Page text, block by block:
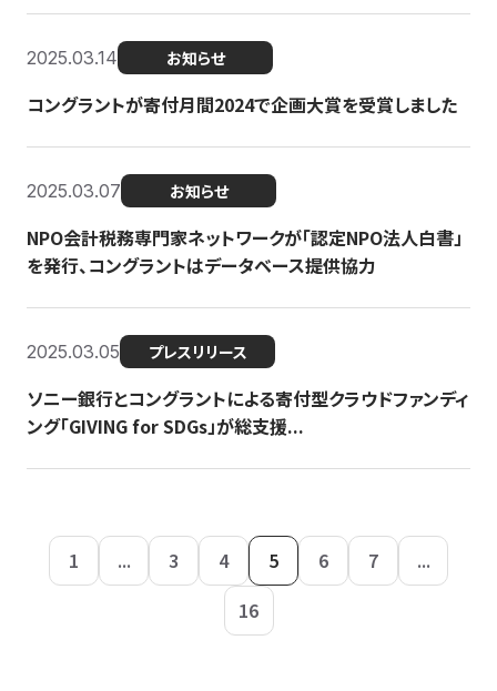
2025.03.14 お知らせ
コングラントが寄付月間2024で企画大賞を受賞しました
2025.03.07 お知らせ
NPO会計税務専門家ネットワークが「認定NPO法人白書」
を発行、コングラントはデータベース提供協力
2025.03.05 プレスリリース
ソニー銀行とコングラントによる寄付型クラウドファンディ
ング「GIVING for SDGs」が総支援...
1 ... 3 4 5 6 7
...
16